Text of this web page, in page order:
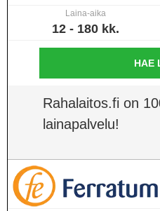
Laina-aika
12 - 180 kk.
HAE
Rahalaitos.fi on
lainapalvelu!